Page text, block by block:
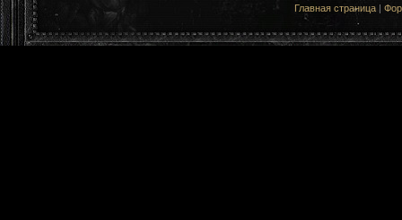
Главная страница |